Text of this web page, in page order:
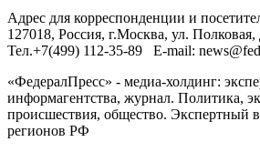
Адрес для корреспонденции и
127018, Россия, г.Москва, ул. Полковая,
Тел.+7(499) 112-35-89 E-mail:
«ФедералПресс» - медиа-холдинг:
информагентства, журнал. Политика,
происшествия, общество. Экспертный
регионов РФ